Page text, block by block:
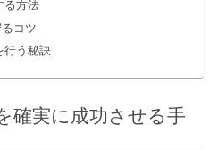
る方法
コツ
行う秘訣
確実に成功させる手